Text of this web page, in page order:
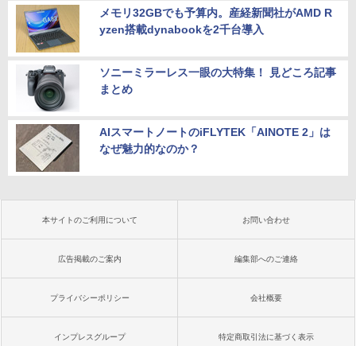
メモリ32GBでも予算内。産経新聞社がAMD R
yzen搭載dynabookを2千台導入
ソニーミラーレス一眼の大特集！ 見どころ記事
まとめ
AIスマートノートのiFLYTEK「AINOTE 2」は
なぜ魅力的なのか？
本サイトのご利用について お問い合わせ
広告掲載のご案内 編集部へのご連絡
プライバシーポリシー 会社概要
インプレスグループ 特定商取引法に基づく表示